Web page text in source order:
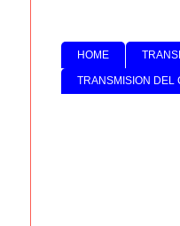
HOME
TRANSMISION DEL